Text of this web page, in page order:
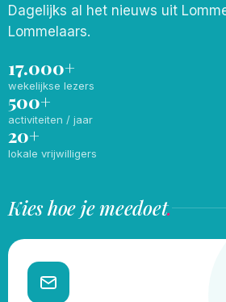
Dagelijks al het nieuws uit
Lommelaars.
17.000+
wekelijkse lezers
500+
activiteiten / jaar
20+
lokale vrijwilligers
Kies hoe je meedoet.